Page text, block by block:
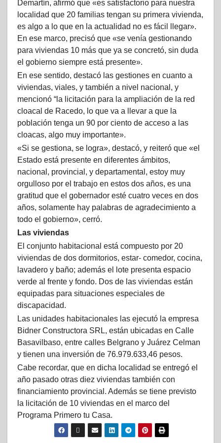
Demartín, afirmó que «es satisfactorio para nuestra
localidad que 20 familias tengan su primera vivienda,
es algo a lo que en la actualidad no es fácil llegar».
En ese marco, precisó que «se venía gestionando
para viviendas 10 más que ya se concretó, sin duda
el gobierno siempre está presente».
En ese sentido, destacó las gestiones en cuanto a
viviendas, viales, y también a nivel nacional, y
mencionó “la licitación para la ampliación de la red
cloacal de Racedo, lo que va a llevar a que la
población tenga un 90 por ciento de acceso a las
cloacas, algo muy importante».
«Si se gestiona, se logra», destacó, y reiteró que «el
Estado está presente en diferentes ámbitos,
nacional, provincial, y departamental, estoy muy
orgulloso por el trabajo en estos dos años, es una
gratitud que el gobernador esté cuatro veces en dos
años, solamente hay palabras de agradecimiento a
todo el gobierno», cerró.
Las viviendas
El conjunto habitacional está compuesto por 20
viviendas de dos dormitorios, estar- comedor, cocina,
lavadero y baño; además el lote presenta espacio
verde al frente y fondo. Dos de las viviendas están
equipadas para situaciones especiales de
discapacidad.
Las unidades habitacionales las ejecutó la empresa
Bidner Constructora SRL, están ubicadas en Calle
Basavilbaso, entre calles Belgrano y Juárez Celman
y tienen una inversión de 76.979.633,46 pesos.
Cabe recordar, que en dicha localidad se entregó el
año pasado otras diez viviendas también con
financiamiento provincial. Además se tiene previsto
la licitación de 10 viviendas en el marco del
Programa Primero tu Casa.